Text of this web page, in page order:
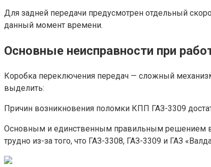
Для задней передачи предусмотрен отдельный
данный момент времени.
Основные неисправности при
Коробка переключения передач — сложный
выделить:
Причин возникновения поломки КПП ГАЗ-3309
Основным и единственным правильным решением в
трудно из-за того, что ГАЗ-3308, ГАЗ-3309 и ГАЗ